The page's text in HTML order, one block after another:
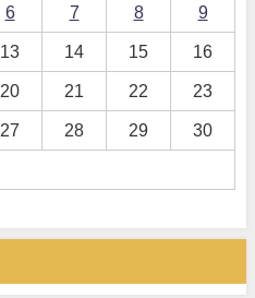
6 7 8 9
13 14 15 16
20 21 22 23
27 28 29 30